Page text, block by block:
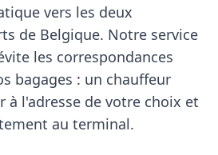
vers les deux
de Belgique. Notre service
les correspondances
bagages : un chauffeur
à l'adresse de votre choix et
au terminal.